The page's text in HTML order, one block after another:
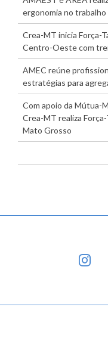
ergonomia no trabalho
Crea-MT inicia Força-
Centro-Oeste com
AMEC reúne
estratégias para
Com apoio da Mútua-
Crea-MT realiza
Mato Grosso